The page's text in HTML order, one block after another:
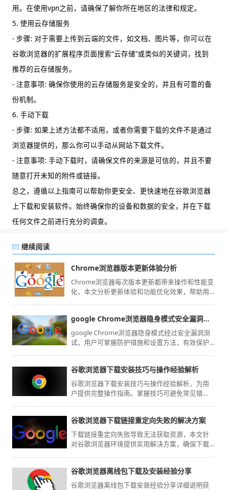
用。在使用vpn之前，请确保了解你所在地区的法律和规定。
5. 使用云存储服务
- 步骤: 对于需要上传到云端的文件，如文档、图片等，你可以在
谷歌浏览器的扩展程序页面搜索“云存储”或类似的关键词，找到
推荐的云存储服务。
- 注意事项: 确保你使用的云存储服务是安全的，并且有可靠的备
份机制。
6. 手动下载
- 步骤: 如果上述方法都不适用，或者你需要下载的文件不是通过
浏览器提供的，那么你可以手动从网站下载文件。
- 注意事项: 手动下载时，请确保文件的来源是可信的，并且不要
随意打开未知的附件或链接。
总之，遵循以上指南可以帮助你更安全、更快速地在谷歌浏览器
上下载和安装软件。始终确保你的设备和数据的安全，并在下载
任何文件之前进行充分的调查。
继续阅读
Chrome浏览器版本更新体验分析
Chrome浏览器每次版本更新都带来操作和性能变
化，本文分析更新体验和功能优化效果，帮助用
google Chrome浏览器隐身模式安全漏洞测试
google Chrome浏览器隐身模式经过安全漏洞测
试，用户可掌握防护措施和设置方法，有效保护
谷歌浏览器下载安装技巧与操作经验解析
谷歌浏览器下载安装技巧与操作经验解析，为用
户提供完整操作指南。掌握技巧可避免常见错
谷歌浏览器下载链接重定向失败的解决方案
下载链接重定向失败导致无法获取资源，本文针
对谷歌浏览器环境提供实用解决方案，确保下载
谷歌浏览器离线包下载及安装经验分享
谷歌浏览器离线包下载安装经验分享详细说明获